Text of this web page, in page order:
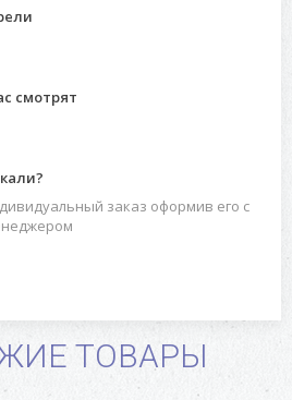
смотрят
заказ оформив его с
ТОВАРЫ